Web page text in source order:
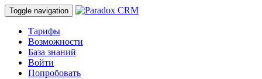
Toggle navigation
Тарифы
Возможности
База знаний
Войти
Попробовать